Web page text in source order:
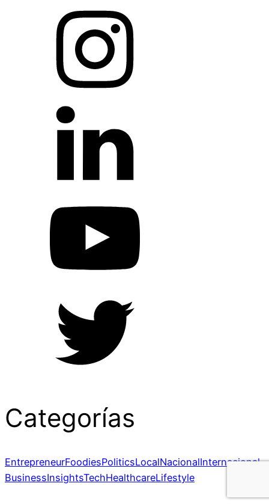
Categorías
EntrepreneurFoodiesPoliticsLocalNacionalInternacional
BusinessInsightsTechHealthcareLifestyle